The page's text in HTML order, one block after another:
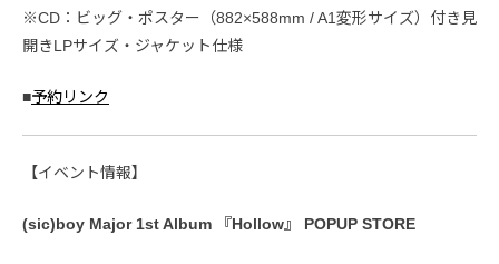
※CD：ビッグ・ポスター（882×588mm / A1変形サイズ）付き見
開きLPサイズ・ジャケット仕様
■予約リンク
【イベント情報】
(sic)boy Major 1st Album 『Hollow』 POPUP STORE